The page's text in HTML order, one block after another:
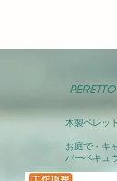
木製ペレッ
お庭で・キ
バーベキュ